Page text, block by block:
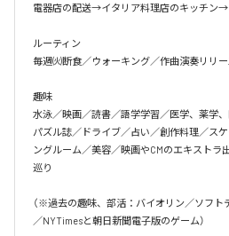
電器店の配送→イタリア料理店のキッチン
ルーティン
毎週㈫断食／ウォーキング／作曲演奏リリー
趣味
水泳／映画／読書／語学学習／医学、薬学
パズル誌／ドライブ／占い／創作料理／ス
ングルーム／美容／映画やCMのエキスト
巡り
（※過去の趣味、部活：バイオリン／ソフト
／NYTimesと朝日新聞電子版のゲーム）